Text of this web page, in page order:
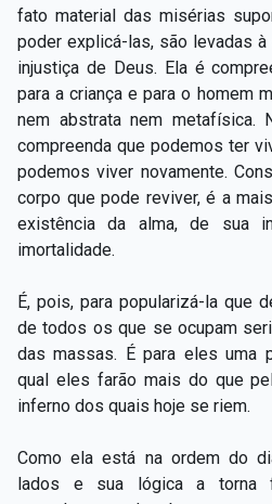
fato material das misérias
poder explicá-las, são levadas
injustiça de Deus. Ela é
para a criança e para o homem
nem abstrata nem metafísica.
compreenda que podemos ter
podemos viver novamente.
corpo que pode reviver, é a
existência da alma, de sua
imortalidade.
É, pois, para popularizá-la que
de todos os que se ocupam
das massas. É para eles uma
qual eles farão mais do que
inferno dos quais hoje se riem.
Como ela está na ordem do
lados e sua lógica a torna